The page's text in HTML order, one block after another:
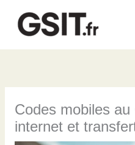
contenu
Codes mobiles
internet et